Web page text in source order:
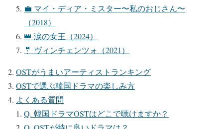
💼 マイ・ディア・ミスター〜私のおじさん〜
（2018）
👑 涙の女王（2024）
🤵 ヴィンチェンツォ（2021）
OSTがうまいアーティストランキング
OSTで選ぶ韓国ドラマの楽しみ方
よくある質問
Q. 韓国ドラマOSTはどこで聴けますか？